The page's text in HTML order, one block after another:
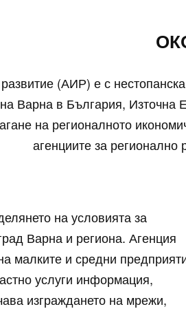
(АИР) е с
Варна в България, Източна
на регионалното
агенциите за
на условията за
Варна и региона. Агенция
малките и средни
услуги информация,
изграждането на мрежи,